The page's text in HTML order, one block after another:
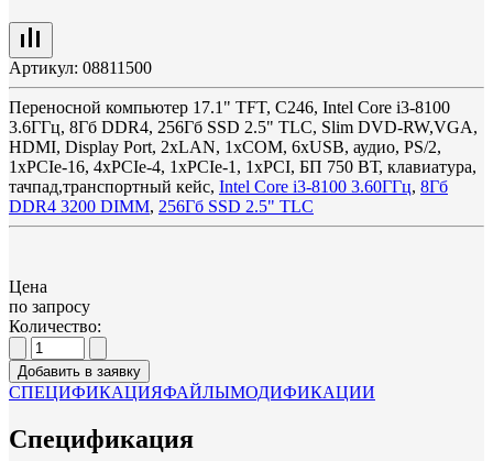
Артикул: 08811500
Переносной компьютер 17.1" TFT, C246, Intel Core i3-8100
3.6ГГц, 8Гб DDR4, 256Гб SSD 2.5" TLC, Slim DVD-RW,VGA,
HDMI, Display Port, 2xLAN, 1xCOM, 6xUSB, аудио, PS/2,
1xPCIe-16, 4xPCIe-4, 1xPCIe-1, 1xPCI, БП 750 ВТ, клавиатура,
тачпад,транспортный кейс, Intel Core i3-8100 3.60ГГц, 8Гб
DDR4 3200 DIMM, 256Гб SSD 2.5" TLC
Цена
по запросу
Количество:
Добавить в заявку
СПЕЦИФИКАЦИЯФАЙЛЫМОДИФИКАЦИИ
Спецификация